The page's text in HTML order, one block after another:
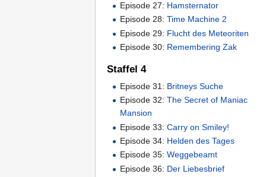
Episode 27: Hamsternator
Episode 28:Time Machine 2
Episode 29: Flucht des Meteoriten
Episode 30: Remembering Zak
Staffel 4
Episode 31: Britneys Suche
Episode 32:The Secret of Maniac
Mansion
Episode 33:Carry on Smiley!
Episode 34: Helden des Tages
Episode 35:Weggebeamt
Episode 36: Der Liebesbrief